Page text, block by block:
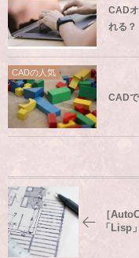
CAD
れる？
CADの人気
CAD
［
「Lisp